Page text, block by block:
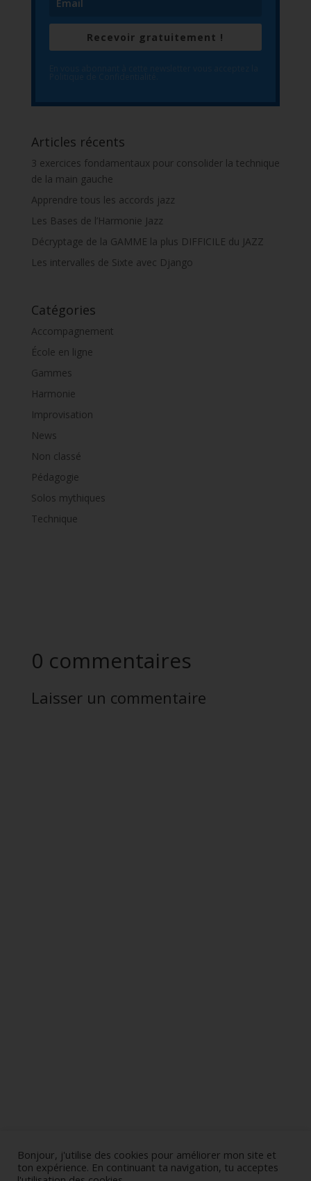
Recevoir gratuitement !
Articles récents
3 exercices fondamentaux pour consolider la technique
de la main gauche
Apprendre tous les accords jazz
Les Bases de l’Harmonie Jazz
Décryptage de la GAMME la plus DIFFICILE du JAZZ
Les intervalles de Sixte avec Django
Catégories
Accompagnement
École en ligne
Gammes
Harmonie
Improvisation
News
Non classé
Pédagogie
Solos mythiques
Technique
0 commentaires
Laisser un commentaire
Bonjour, j'utilise des cookies pour améliorer mon site et
ton expérience. En continuant ta navigation, tu acceptes